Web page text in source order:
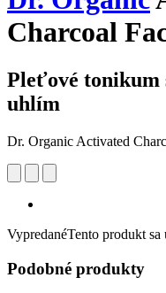
Charcoal
Pleťové tonikum
uhlím
Dr. Organic Activated
VypredanéTento produkt sa
Podobné produkty